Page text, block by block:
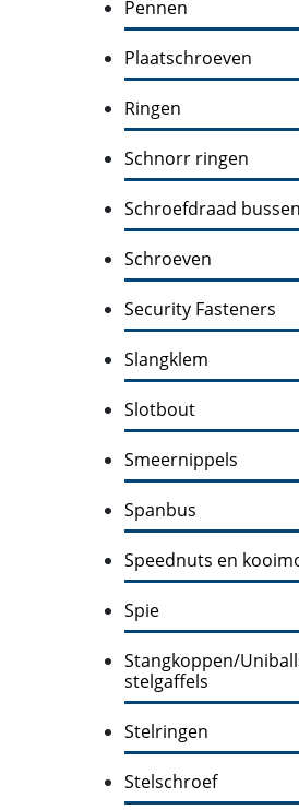
Pennen
Plaatschroeven
Ringen
Schnorr ringen
Schroefdraad bussen
Schroeven
Security Fasteners
Slangklem
Slotbout
Smeernippels
Spanbus
Speednuts en
Spie
Stangkoppen/
stelgaffels
Stelringen
Stelschroef